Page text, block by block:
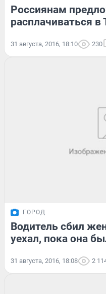
Россиянам
расплачиваться
31 августа, 2016, 18:10 230
ГОРОД
Водитель сбил
уехал, пока она
31 августа, 2016, 18:08 2